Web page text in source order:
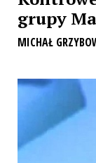
grupy
MICHAŁ